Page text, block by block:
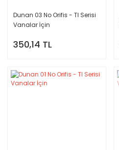
Dunan 03 No Orifis - TI Serisi
Vanalar İçin
350,14 TL